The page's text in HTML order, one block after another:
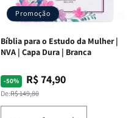
Promoção
Bíblia para o Estudo da Mulher |
NVA | Capa Dura | Branca
-50%
Preço
normal
De:R$ 149,80
Preço
promocional
R$ 74,90